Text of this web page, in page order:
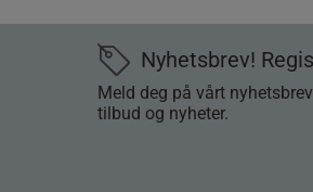
Nyhetsbrev!
Meld deg på vårt
tilbud og nyheter.